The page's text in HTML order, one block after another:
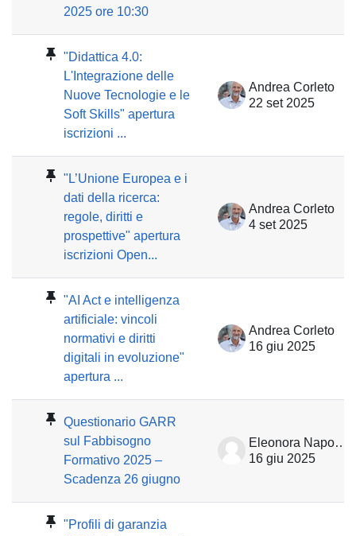
2025 ore 10:30
"Didattica 4.0:
L'Integrazione delle
Nuove Tecnologie e le
Soft Skills" apertura
iscrizioni ...
Andrea Corleto
22 set 2025
"L’Unione Europea e i
dati della ricerca:
regole, diritti e
prospettive" apertura
iscrizioni Open...
Andrea Corleto
4 set 2025
"AI Act e intelligenza
artificiale: vincoli
normativi e diritti
digitali in evoluzione"
apertura ...
Andrea Corleto
16 giu 2025
Questionario GARR
sul Fabbisogno
Formativo 2025 –
Scadenza 26 giugno
Eleonora Napolitano
16 giu 2025
"Profili di garanzia